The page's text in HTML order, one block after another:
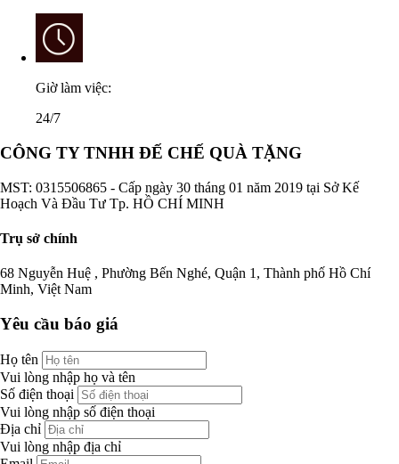
Giờ làm việc:
24/7
CÔNG TY TNHH ĐẾ CHẾ QUÀ TẶNG
MST: 0315506865 - Cấp ngày 30 tháng 01 năm 2019 tại Sở Kế
Hoạch Và Đầu Tư Tp. HỒ CHÍ MINH
Trụ sở chính
68 Nguyễn Huệ , Phường Bến Nghé, Quận 1, Thành phố Hồ Chí
Minh, Việt Nam
Yêu cầu báo giá
Họ tên
Vui lòng nhập họ và tên
Số điện thoại
Vui lòng nhập số điện thoại
Địa chỉ
Vui lòng nhập địa chỉ